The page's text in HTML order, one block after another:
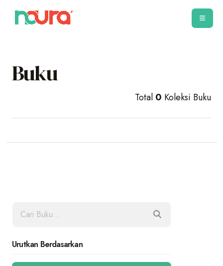
Buku
Total 0 Koleksi Buku
Urutkan Berdasarkan